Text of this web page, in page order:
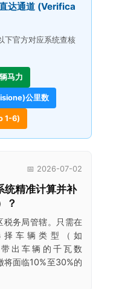
达通道 (Verifica
下官方对应系统查核
马力
公里数
1-6)
📅 2026-07-02
统精准计算并补
？
税务局管辖。只需在
车辆类型（如
出车辆的千瓦数
将面临10%至30%的